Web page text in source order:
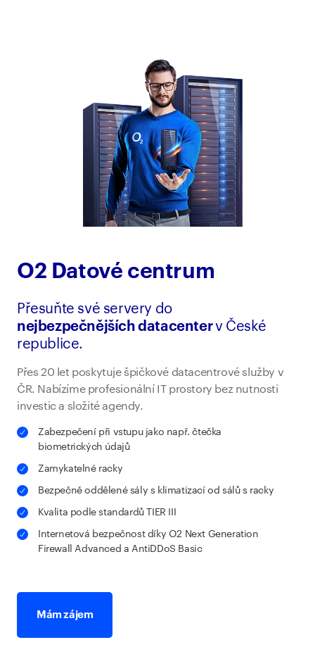
O2 Datové centrum
Přesuňte své servery do
nejbezpečnějších datacenterv České
republice.
Přes 20 let poskytuje špičkové datacentrové služby v
ČR. Nabízíme profesionální IT prostory bez nutnosti
investic a složité agendy.
Zabezpečení při vstupu jako např. čtečka
biometrických údajů
Zamykatelné racky
Bezpečně oddělené sály s klimatizací od sálů s racky
Kvalita podle standardů TIER III
Internetová bezpečnost díky O2 Next Generation
Firewall Advanced a AntiDDoS Basic
Mám zájem